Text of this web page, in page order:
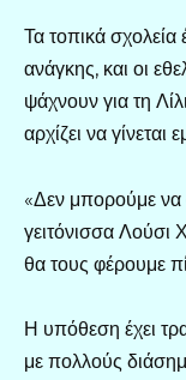
Τα τοπικά
ανάγκης, και οι
ψάχνουν για τη
αρχίζει να γίνεται
«Δεν μπορούμε να
γειτόνισσα Λούσι
θα τους φέρουμε
Η υπόθεση έχει
με πολλούς